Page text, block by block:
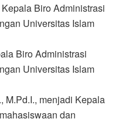
Biro Administrasi
Universitas Islam
Biro Administrasi
Universitas Islam
M.Pd.I., menjadi Kepala
dan